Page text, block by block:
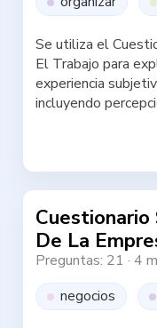
Se utiliza el
El Trabajo para
experiencia
incluyendo
De La
Preguntas: 21 ·4
negocios